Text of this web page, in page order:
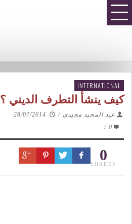
INTERNATIONAL
كيف ينشأ التطرف الديني ؟
عبد المجيد مجيدي /
28/07/2014
0
/
0
SHARES